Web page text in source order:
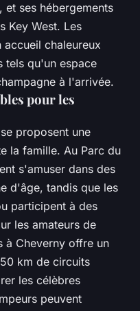
et ses hébergements
Key West. Les
chaleureux
tels qu'un espace
à l'arrivée.
pour les
proposent une
la famille. Au Parc du
s'amuser dans des
d'âge, tandis que les
participent à des
les amateurs de
à Cheverny offre un
km de circuits
les célèbres
peuvent